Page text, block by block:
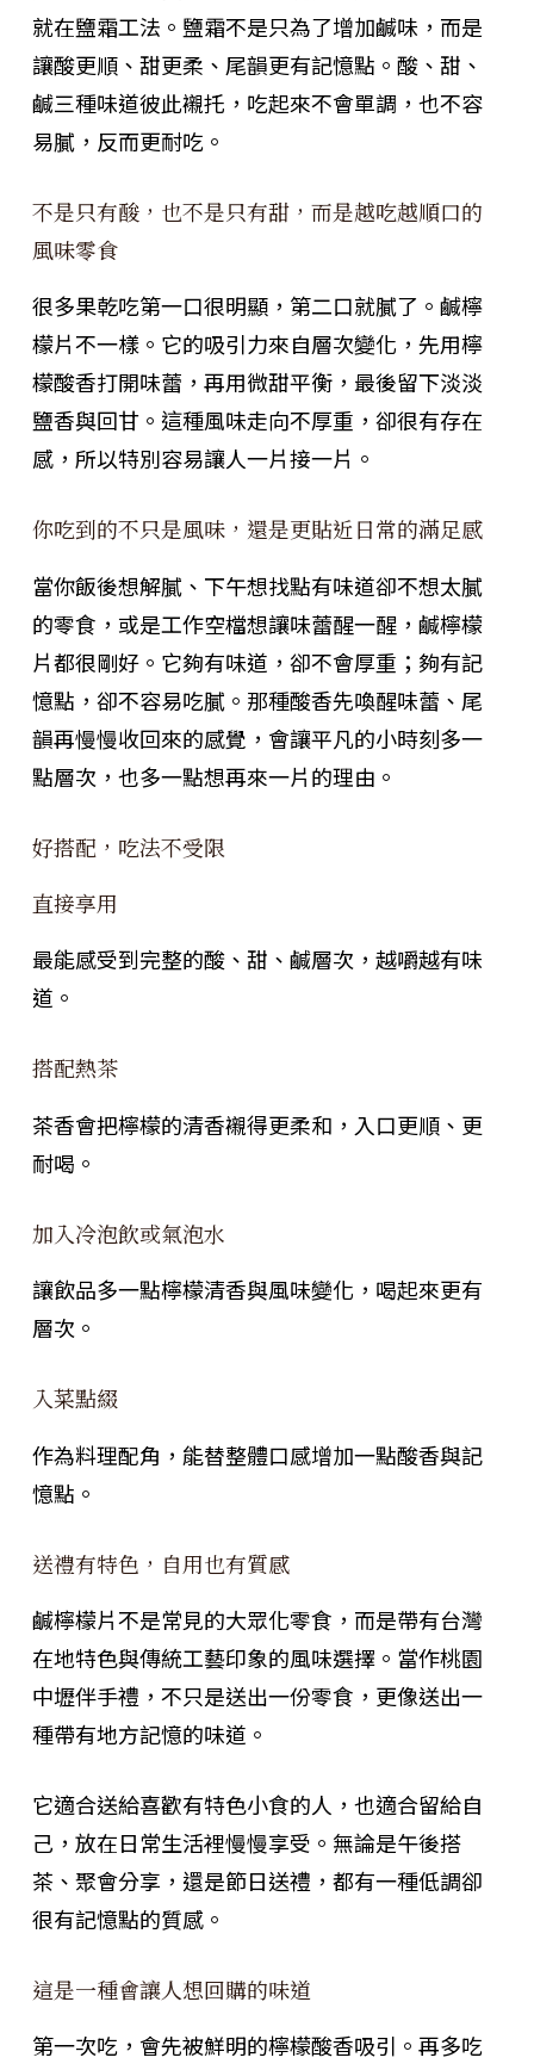
就在鹽霜工法。鹽霜不是只為了增加鹹味，而是
讓酸更順、甜更柔、尾韻更有記憶點。酸、甜、
鹹三種味道彼此襯托，吃起來不會單調，也不容
易膩，反而更耐吃。
不是只有酸，也不是只有甜，而是越吃越順口的
風味零食
很多果乾吃第一口很明顯，第二口就膩了。鹹檸
檬片不一樣。它的吸引力來自層次變化，先用檸
檬酸香打開味蕾，再用微甜平衡，最後留下淡淡
鹽香與回甘。這種風味走向不厚重，卻很有存在
感，所以特別容易讓人一片接一片。
你吃到的不只是風味，還是更貼近日常的滿足感
當你飯後想解膩、下午想找點有味道卻不想太膩
的零食，或是工作空檔想讓味蕾醒一醒，鹹檸檬
片都很剛好。它夠有味道，卻不會厚重；夠有記
憶點，卻不容易吃膩。那種酸香先喚醒味蕾、尾
韻再慢慢收回來的感覺，會讓平凡的小時刻多一
點層次，也多一點想再來一片的理由。
好搭配，吃法不受限
直接享用
最能感受到完整的酸、甜、鹹層次，越嚼越有味
道。
搭配熱茶
茶香會把檸檬的清香襯得更柔和，入口更順、更
耐喝。
加入冷泡飲或氣泡水
讓飲品多一點檸檬清香與風味變化，喝起來更有
層次。
入菜點綴
作為料理配角，能替整體口感增加一點酸香與記
憶點。
送禮有特色，自用也有質感
鹹檸檬片不是常見的大眾化零食，而是帶有台灣
在地特色與傳統工藝印象的風味選擇。當作桃園
中壢伴手禮，不只是送出一份零食，更像送出一
種帶有地方記憶的味道。
它適合送給喜歡有特色小食的人，也適合留給自
己，放在日常生活裡慢慢享受。無論是午後搭
茶、聚會分享，還是節日送禮，都有一種低調卻
很有記憶點的質感。
這是一種會讓人想回購的味道
第一次吃，會先被鮮明的檸檬酸香吸引。再多吃